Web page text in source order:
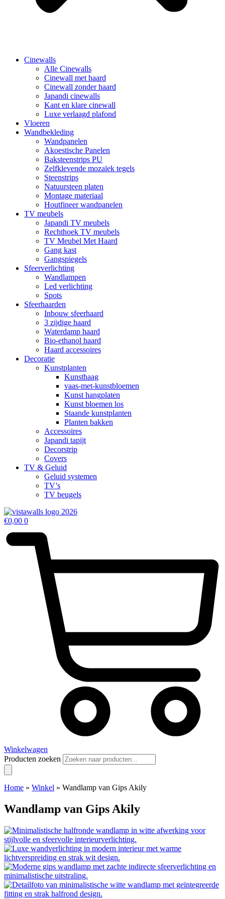
Cinewalls
Alle Cinewalls
Cinewall met haard
Cinewall zonder haard
Japandi cinewalls
Kant en klare cinewall
Luxe verlaagd plafond
Vloeren
Wandbekleding
Wandpanelen
Akoestische Panelen
Baksteenstrips PU
Zelfklevende mozaïek tegels
Steenstrips
Natuursteen platen
Montage materiaal
Houtfineer wandpanelen
TV meubels
Japandi TV meubels
Rechthoek TV meubels
TV Meubel Met Haard
Gang kast
Gangspiegels
Sfeerverlichting
Wandlampen
Led verlichting
Spots
Sfeerhaarden
Inbouw sfeerhaard
3 zijdige haard
Waterdamp haard
Bio-ethanol haard
Haard accessoires
Decoratie
Kunstplanten
Kunsthaag
vaas-met-kunstbloemen
Kunst hangplaten
Kunst bloemen los
Staande kunstplanten
Planten bakken
Accessoires
Japandi tapijt
Decorstrip
Covers
TV & Geluid
Geluid systemen
TV’s
TV beugels
€0,00 0
Winkelwagen
Producten zoeken
Home » Winkel » Wandlamp van Gips Akily
Wandlamp van Gips Akily